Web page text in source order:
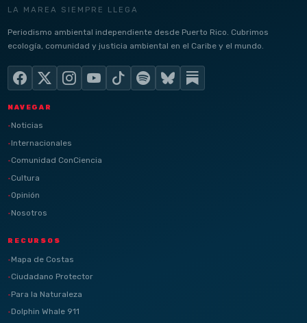
LA MAREA SIEMPRE LLEGA
Periodismo ambiental independiente desde Puerto Rico. Cubrimos
ecología, comunidad y justicia ambiental en el Caribe y el mundo.
NAVEGAR
Noticias
Internacionales
Comunidad ConCiencia
Cultura
Opinión
Nosotros
RECURSOS
Mapa de Costas
Ciudadano Protector
Para la Naturaleza
Dolphin Whale 911